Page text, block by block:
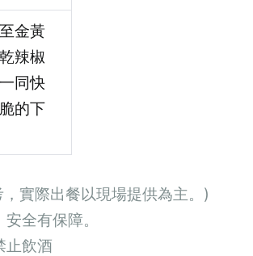
金黃
辣椒
同快
的下
實際出餐以現場提供為主。)
全有保障。
止飲酒